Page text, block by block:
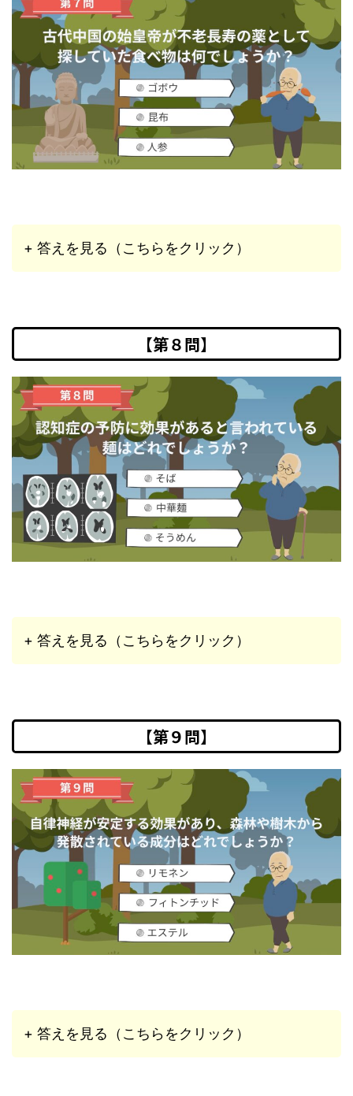
+ 答えを見る（こちらをクリック）
【第８問】
+ 答えを見る（こちらをクリック）
【第９問】
+ 答えを見る（こちらをクリック）